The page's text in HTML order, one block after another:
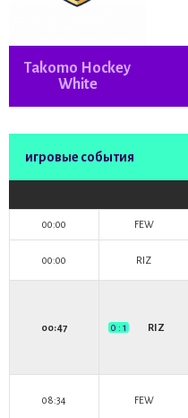
Takomo Hockey
White
игровые события
00:00 FEW
00:00 RIZ
00:47 0 : 1 RIZ
08:34 FEW